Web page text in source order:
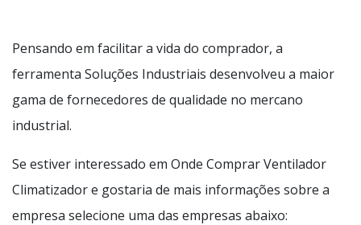
Pensando em facilitar a vida do comprador, a
ferramenta Soluções Industriais desenvolveu a maior
gama de fornecedores de qualidade no mercano
industrial.
Se estiver interessado em Onde Comprar Ventilador
Climatizador e gostaria de mais informações sobre a
empresa selecione uma das empresas abaixo: